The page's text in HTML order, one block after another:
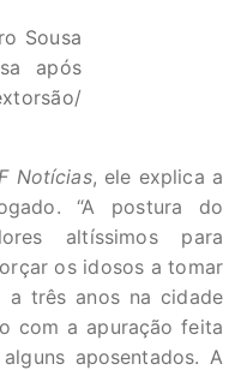
Sousa
após
Notícias, ele explica a
“A postura do
altíssimos para
os idosos a tomar
a três anos na cidade
com a apuração feita
aposentados. A